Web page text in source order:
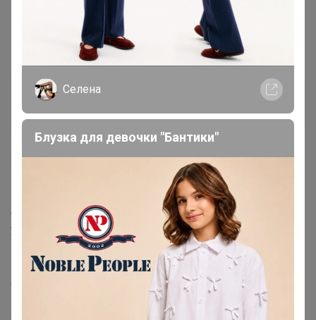
, до 20 февраля приедет ?
Таша24
Магистр
, Добрый вечер! Заказ включен в счёт, в
способах оплаты только Сбербанк и Альфа банк. В
условиях: "Способы оплаты
Прямая ОПЛАТА КАРТОЙ в течение суток."
‌добавите?
Селена
Блузка для девочки "Бантики"